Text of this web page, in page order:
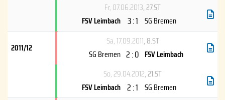
Fr, 07.06.2013, 27.ST
FSV Leimbach 3 : 1 SG Bremen
2011/12
Sa, 17.09.2011, 8.ST
SG Bremen 2 : 0 FSV Leimbach
So, 29.04.2012, 21.ST
FSV Leimbach 2 : 1 SG Bremen